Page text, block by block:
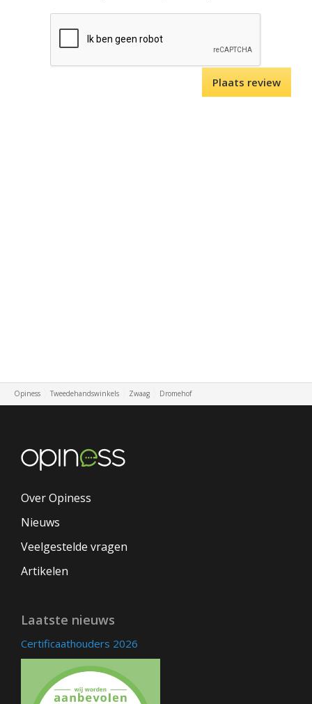
Opiness Tweedehandswinkels Zwaag Dromehof
Over Opiness
Nieuws
Veelgestelde vragen
Artikelen
Laatste nieuws
Certificaathouders 2026